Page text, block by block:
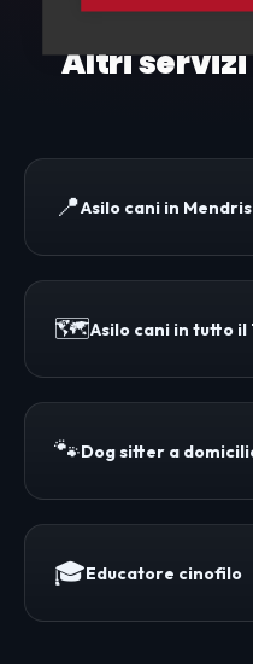
Altri servizi
📍Asilo cani in
🗺️Asilo cani in tutto il
🐾Dog sitter a
🎓Educatore cinofilo